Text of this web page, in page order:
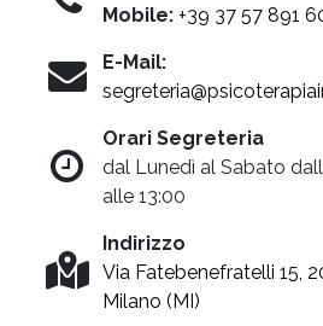
Mobile: +39 37 57 891
E-Mail:
Orari Segreteria
dal Lunedì al Sabato
alle 13:00
Indirizzo
Via Fatebenefratelli 15,
Milano (MI)